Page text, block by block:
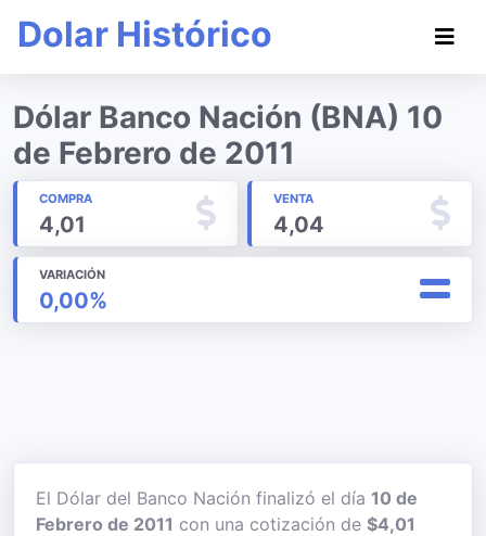
Dolar Histórico
Dólar Banco Nación (BNA) 10
de Febrero de 2011
COMPRA
4,01
VENTA
4,04
VARIACIÓN
0,00%
El Dólar del Banco Nación finalizó el día 10 de
Febrero de 2011 con una cotización de $4,01